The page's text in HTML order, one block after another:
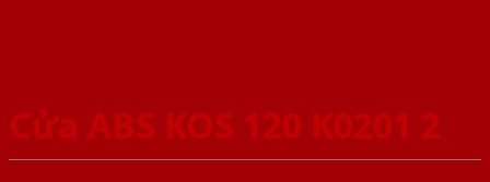
Cửa ABS KOS 120 K0201 2